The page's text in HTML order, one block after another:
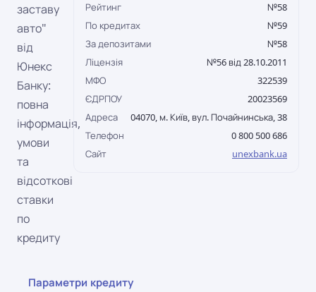
заставу
авто"
від
Юнекс
Банку:
повна
інформація,
умови
та
відсоткові
ставки
по
кредиту
Параметри кредиту
Рейтинг
№58
По кредитах
№59
За депозитами
№58
Ліцензія
№56 від 28.10.2011
МФО
322539
ЄДРПОУ
20023569
Адреса
04070, м. Київ, вул. Почайнинська, 38
Телефон
0 800 500 686
Сайт
unexbank.ua